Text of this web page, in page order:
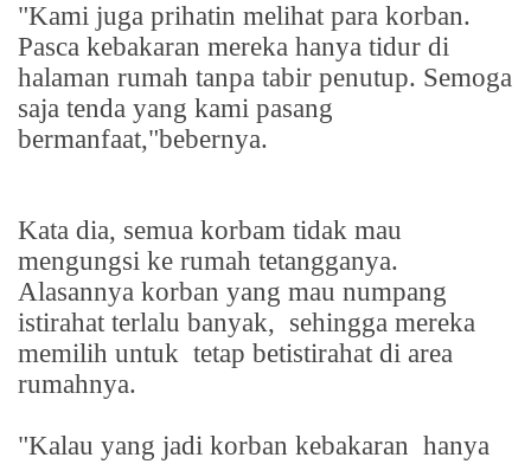
"Kami juga prihatin melihat para korban.
Pasca kebakaran mereka hanya tidur di
halaman rumah tanpa tabir penutup. Semoga
saja tenda yang kami pasang
bermanfaat,"bebernya.
Kata dia, semua korbam tidak mau
mengungsi ke rumah tetangganya.
Alasannya korban yang mau numpang
istirahat terlalu banyak, sehingga mereka
memilih untuk tetap betistirahat di area
rumahnya.
"Kalau yang jadi korban kebakaran hanya